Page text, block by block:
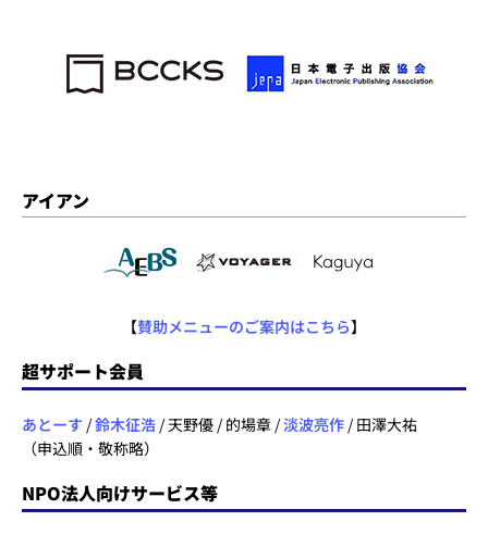
アイアン
【賛助メニューのご案内はこちら】
超サポート会員
あとーす /鈴木征浩 / 天野優 / 的場章 /淡波亮作 / 田澤大祐
（申込順・敬称略）
NPO法人向けサービス等